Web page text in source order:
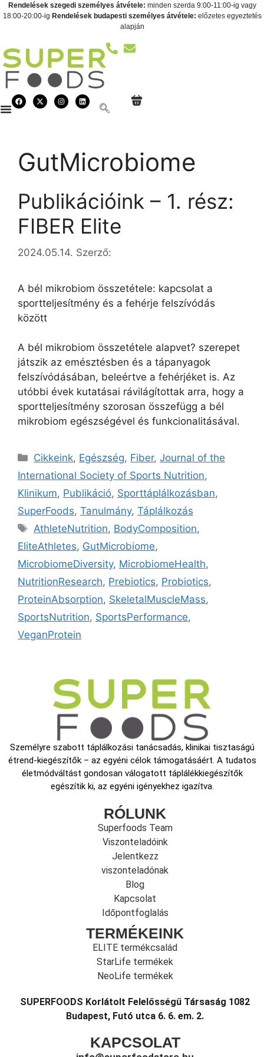
Rendelések szegedi személyes átvétele: minden szerda 9:00-11:00-ig vagy
18:00-20:00-ig Rendelések budapesti személyes átvétele: előzetes egyeztetés
alapján
GutMicrobiome
Publikációink – 1. rész:
FIBER Elite
2024.05.14. Szerző:
A bél mikrobiom összetétele: kapcsolat a
sportteljesítmény és a fehérje felszívódás
között
A bél mikrobiom összetétele alapvet? szerepet
játszik az emésztésben és a tápanyagok
felszívódásában, beleértve a fehérjéket is. Az
utóbbi évek kutatásai rávilágítottak arra, hogy a
sportteljesítmény szorosan összefügg a bél
mikrobiom egészségével és funkcionalitásával.
Cikkeink, Egészség, Fiber,Journal of the
International Society of Sports Nutrition,
Klinikum, Publikáció, Sporttáplálkozásban,
SuperFoods, Tanulmány, Táplálkozás
AthleteNutrition, BodyComposition,
EliteAthletes, GutMicrobiome,
MicrobiomeDiversity, MicrobiomeHealth,
NutritionResearch, Prebiotics, Probiotics,
ProteinAbsorption, SkeletalMuscleMass,
SportsNutrition, SportsPerformance,
VeganProtein
Személyre szabott táplálkozási tanácsadás, klinikai tisztaságú
étrend-kiegészítők – az egyéni célok támogatásáért. A tudatos
életmódváltást gondosan válogatott táplálékkiegészítők
egészítik ki, az egyéni igényekhez igazítva.
RÓLUNK
Superfoods Team
Viszonteladóink
Jelentkezz
viszonteladónak
Blog
Kapcsolat
Időpontfoglalás
TERMÉKEINK
ELITE termékcsalád
StarLife termékek
NeoLife termékek
SUPERFOODS Korlátolt Felelősségű Társaság 1082
Budapest, Futó utca 6. 6. em. 2.
KAPCSOLAT